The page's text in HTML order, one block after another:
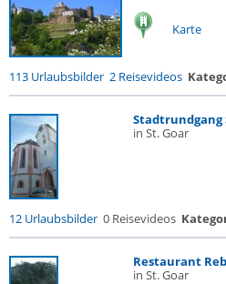
Karte
113 Urlaubsbilder 2 Reisevideos
Stadtrundgang
in St. Goar
12 Urlaubsbilder 0 Reisevideos
Restaurant
in St. Goar